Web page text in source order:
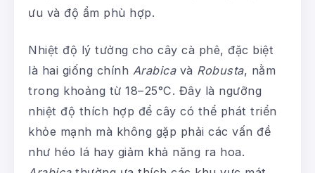
ưu và độ ẩm phù hợp.
Nhiệt độ lý tưởng cho cây cà phê, đặc biệt
là hai giống chính Arabicavà Robusta, nằm
trong khoảng từ 18–25°C. Đây là ngưỡng
nhiệt độ thích hợp để cây có thể phát triển
khỏe mạnh mà không gặp phải các vấn đề
như héo lá hay giảm khả năng ra hoa.